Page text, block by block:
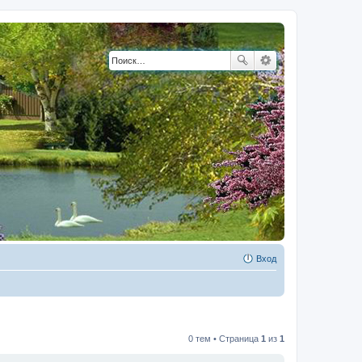
Вход
0 тем • Страница 1 из 1